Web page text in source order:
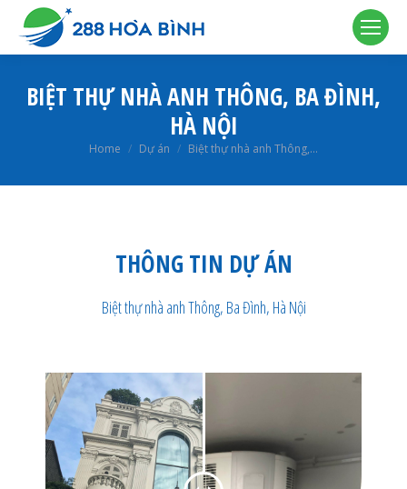
BIỆT THỰ NHÀ ANH THÔNG, BA ĐÌNH,
HÀ NỘI
You are here:
Home Dự án Biệt thự nhà anh Thông,…
THÔNG TIN DỰ ÁN
Biệt thự nhà anh Thông, Ba Đình, Hà Nội